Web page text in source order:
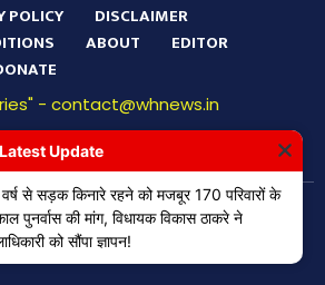
POLICY
DISCLAIMER
ABOUT
EDITOR
- contact@whnews.in
Reserved WH News Digital
Latest Update
से सड़क किनारे रहने को मजबूर 170 परिवारों के
पुनर्वास की मांग, विधायक विकास ठाकरे ने
को सौंपा ज्ञापन!